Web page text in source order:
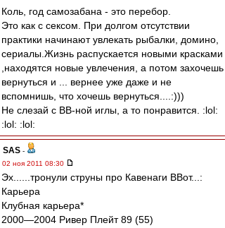
Коль, год самозабана - это перебор.
Это как с сексом. При долгом отсутствии
практики начинают увлекать рыбалки, домино,
сериалы.Жизнь распускается новыми красками
,находятся новые увлечения, а потом захочешь
вернуться и ... вернее уже даже и не
вспомнишь, что хочешь вернуться....:)))
Не слезай с ВВ-ной иглы, а то понравится. :lol:
:lol: :lol:
SAS -
02 ноя 2011 08:30
Эх......тронули струны про Кавенаги ВВот...:
Карьера
Клубная карьера*
2000—2004 Ривер Плейт 89 (55)